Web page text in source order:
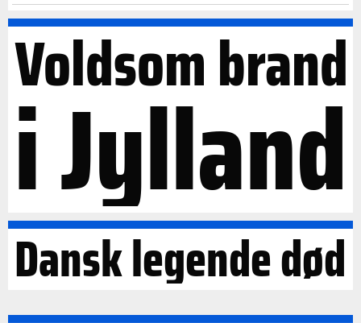
Voldsom brand
i Jylland
Dansk legende død